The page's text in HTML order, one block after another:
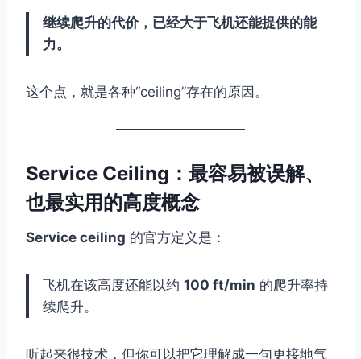
继续爬升的代价，已经大于飞机还能提供的能
力。
这个点，就是各种“ceiling”存在的原因。
Service Ceiling：最容易被误解、
也最实用的高度概念
Service ceiling 的官方定义是：
飞机在该高度还能以约 100 ft/min 的爬升率持
续爬升。
听起来很技术，但你可以把它理解成一句更接地气